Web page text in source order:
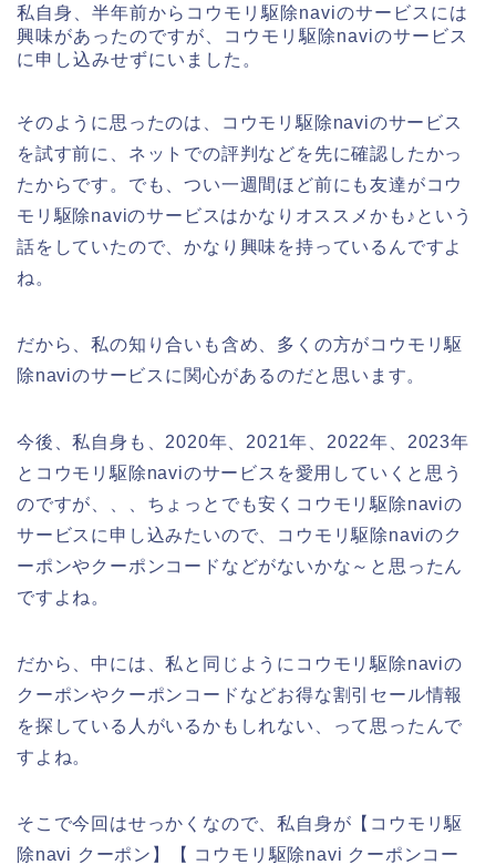
私自身、半年前からコウモリ駆除naviのサービスには
興味があったのですが、コウモリ駆除naviのサービス
に申し込みせずにいました。
そのように思ったのは、コウモリ駆除naviのサービス
を試す前に、ネットでの評判などを先に確認したかっ
たからです。でも、つい一週間ほど前にも友達がコウ
モリ駆除naviのサービスはかなりオススメかも♪という
話をしていたので、かなり興味を持っているんですよ
ね。
だから、私の知り合いも含め、多くの方がコウモリ駆
除naviのサービスに関心があるのだと思います。
今後、私自身も、2020年、2021年、2022年、2023年
とコウモリ駆除naviのサービスを愛用していくと思う
のですが、、、ちょっとでも安くコウモリ駆除naviの
サービスに申し込みたいので、コウモリ駆除naviのク
ーポンやクーポンコードなどがないかな～と思ったん
ですよね。
だから、中には、私と同じようにコウモリ駆除naviの
クーポンやクーポンコードなどお得な割引セール情報
を探している人がいるかもしれない、って思ったんで
すよね。
そこで今回はせっかくなので、私自身が【コウモリ駆
除navi クーポン】【 コウモリ駆除navi クーポンコー